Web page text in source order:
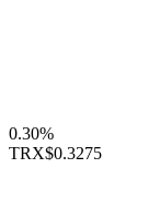
0.30%
TRX$0.3275